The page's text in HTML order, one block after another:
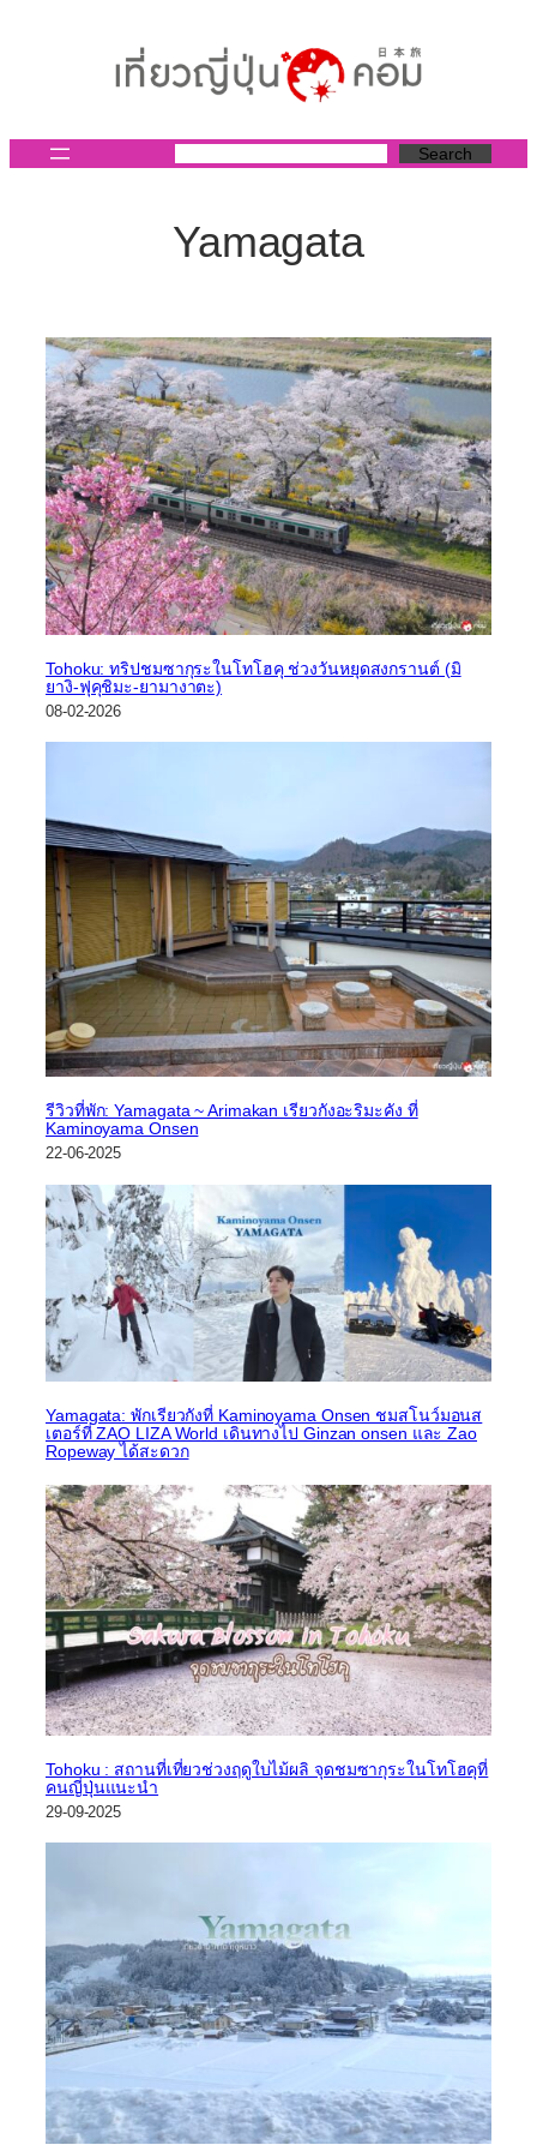
Search
Yamagata
Tohoku: ทริปชมซากุระในโทโฮคุ ช่วงวันหยุดสงกรานต์ (มิ
ยางิ-ฟุคุชิมะ-ยามางาตะ)
08-02-2026
รีวิวที่พัก: Yamagata ~ Arimakan เรียวกังอะริมะคัง ที่
Kaminoyama Onsen
22-06-2025
Yamagata: พักเรียวกังที่ Kaminoyama Onsen ชมสโนว์มอนส
เตอร์ที่ ZAO LIZA World เดินทางไป Ginzan onsen และ Zao
Ropeway ได้สะดวก
Tohoku : สถานที่เที่ยวช่วงฤดูใบไม้ผลิ จุดชมซากุระในโทโฮคุที่
คนญี่ปุ่นแนะนำ
29-09-2025